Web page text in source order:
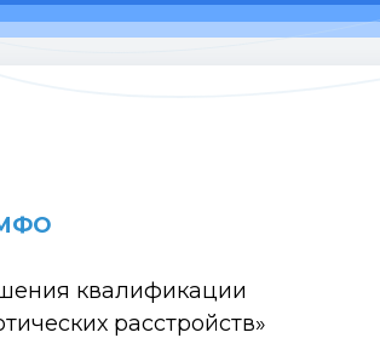
квалификации
расстройств»